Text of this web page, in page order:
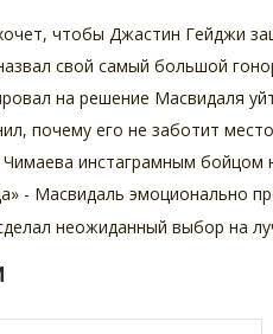
чтобы Джастин Гейджи
свой самый большой
на решение Масвидаля
почему его не заботит
инстаграмным бойцом
- Масвидаль эмоционально
неожиданный выбор на